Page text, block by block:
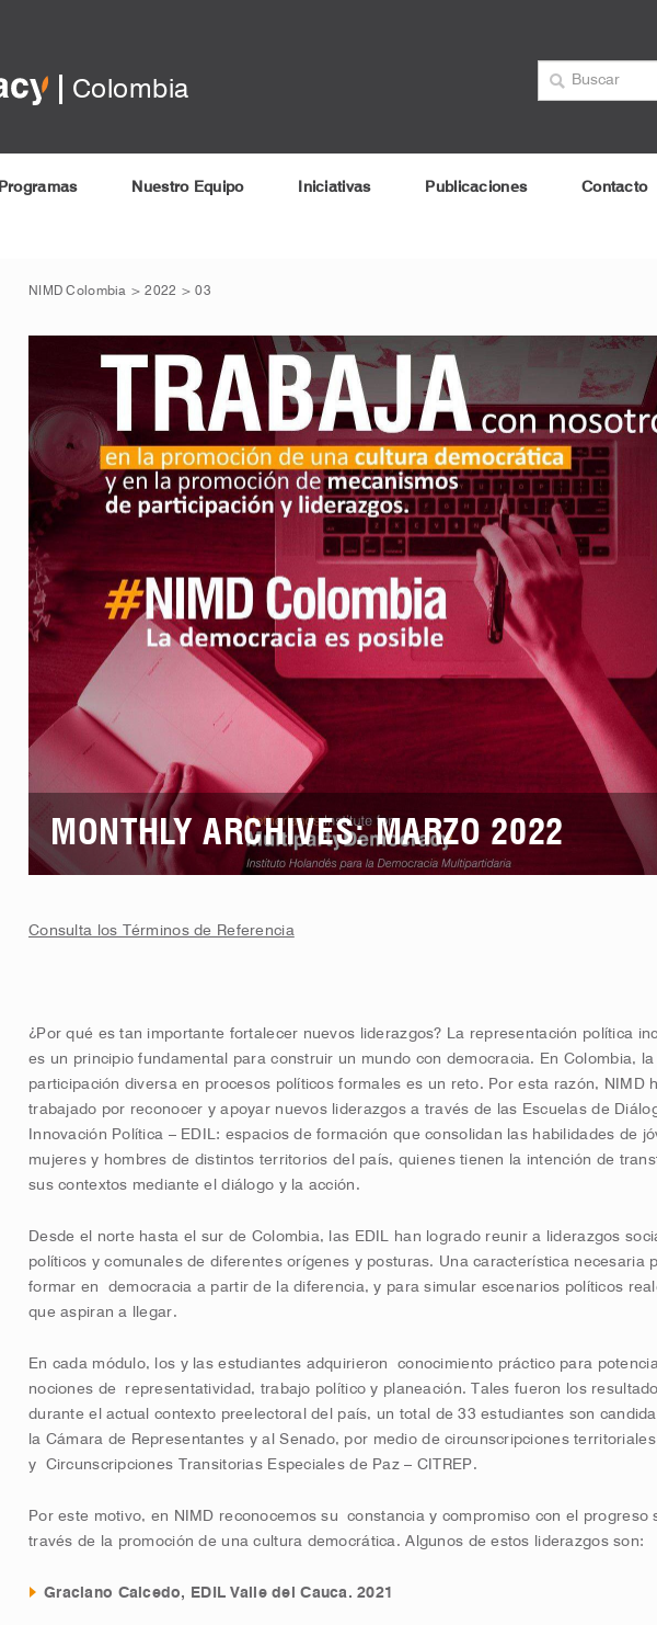
Colombia
Programas Nuestro Equipo Iniciativas Publicaciones
Contacto
NIMD Colombia >2022 >03
MONTHLY ARCHIVES: MARZO 2022
Consulta los Términos de Referencia
¿Por qué es tan importante fortalecer nuevos liderazgos? La representación política
es un principio fundamental para construir un mundo con democracia. En Colombia, la
participación diversa en procesos políticos formales es un reto. Por esta razón, NIMD
trabajado por reconocer y apoyar nuevos liderazgos a través de las Escuelas de
Innovación Política – EDIL: espacios de formación que consolidan las habilidades de
mujeres y hombres de distintos territorios del país, quienes tienen la intención de
sus contextos mediante el diálogo y la acción.
Desde el norte hasta el sur de Colombia, las EDIL han logrado reunir a liderazgos
políticos y comunales de diferentes orígenes y posturas. Una característica necesaria
formar en democracia a partir de la diferencia, y para simular escenarios políticos
que aspiran a llegar.
En cada módulo, los y las estudiantes adquirieron conocimiento práctico para
nociones de representatividad, trabajo político y planeación. Tales fueron los
durante el actual contexto preelectoral del país, un total de 33 estudiantes son
la Cámara de Representantes y al Senado, por medio de circunscripciones territoriales
y Circunscripciones Transitorias Especiales de Paz – CITREP.
Por este motivo, en NIMD reconocemos su constancia y compromiso con el progreso
través de la promoción de una cultura democrática. Algunos de estos liderazgos son:
Graciano Caicedo, EDIL Valle del Cauca. 2021